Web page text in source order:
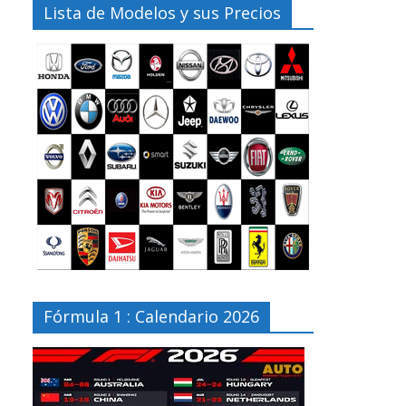
Lista de Modelos y sus Precios
Fórmula 1 : Calendario 2026